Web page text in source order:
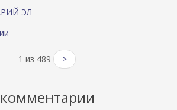
ЭЛ
1 из 489 >